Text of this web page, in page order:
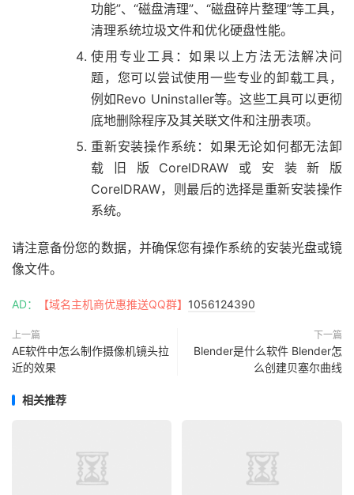
功能”、“磁盘清理”、“磁盘碎片整理”等工具，
清理系统垃圾文件和优化硬盘性能。
使用专业工具：如果以上方法无法解决问
题，您可以尝试使用一些专业的卸载工具，
例如Revo Uninstaller等。这些工具可以更彻
底地删除程序及其关联文件和注册表项。
重新安装操作系统：如果无论如何都无法卸
载旧版CorelDRAW或安装新版
CorelDRAW，则最后的选择是重新安装操作
系统。
请注意备份您的数据，并确保您有操作系统的安装光盘或镜
像文件。
AD： 【域名主机商优惠推送QQ群】 1056124390
上一篇
AE软件中怎么制作摄像机镜头拉
近的效果
下一篇
Blender是什么软件 Blender怎
么创建贝塞尔曲线
相关推荐